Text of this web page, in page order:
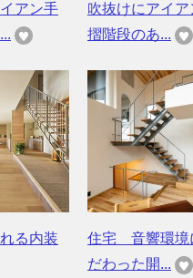
アン手
吹抜けにアイア
摺階段のあ...
る内装
住宅 音響環境
だわった開...